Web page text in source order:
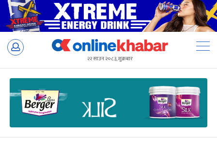
Skip
२२ साउन २०८३, शुक्रबार